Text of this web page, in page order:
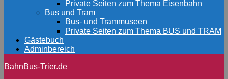
Private Seiten zum Thema Eisenbahn
Bus und Tram
Bus- und Trammuseen
Private Seiten zum Thema BUS und TRAM
Gästebuch
Adminbereich
BahnBus-Trier.de